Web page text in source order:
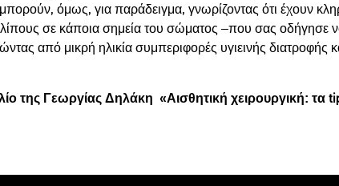
όμως, για παράδειγμα, γνωρίζοντας ότι έχουν
σε κάποια σημεία του σώματος –που σας οδήγησε
από μικρή ηλικία συμπεριφορές υγιεινής
Γεωργίας Δηλάκη «Αισθητική χειρουργική: τα